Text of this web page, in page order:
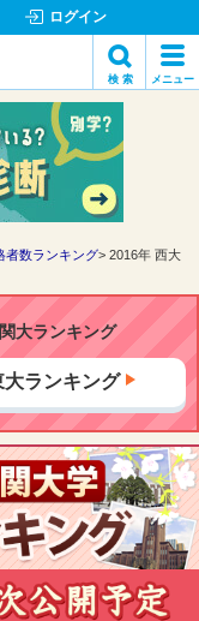
ログイン
検 索 メニュー
検索
者数ランキング
2016年 西大
大ランキング
大ランキング